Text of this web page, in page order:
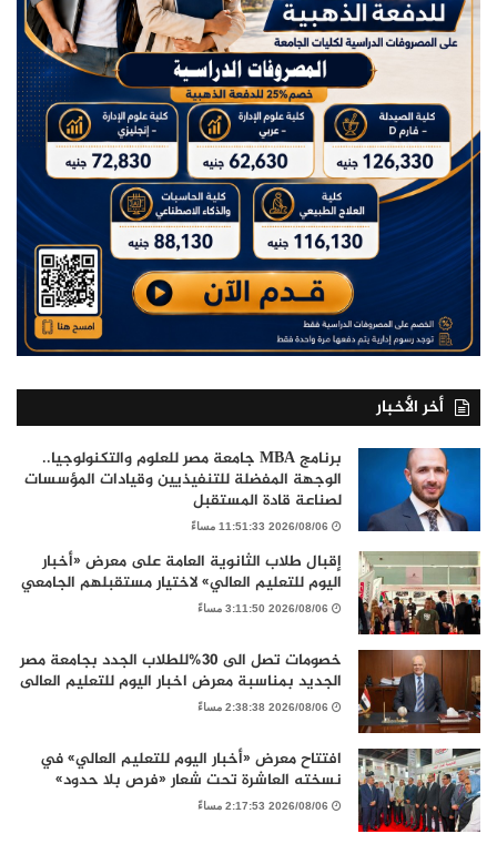
أخر الأخبار
برنامج MBA جامعة مصر للعلوم والتكنولوجيا..
الوجهة المفضلة للتنفيذيين وقيادات المؤسسات
لصناعة قادة المستقبل
2026/08/06 11:51:33 مساءً
إقبال طلاب الثانوية العامة على معرض «أخبار
اليوم للتعليم العالي» لاختيار مستقبلهم الجامعي
2026/08/06 3:11:50 مساءً
خصومات تصل الى 30%للطلاب الجدد بجامعة مصر
الجديد بمناسبة معرض اخبار اليوم للتعليم العالى
2026/08/06 2:38:38 مساءً
افتتاح معرض «أخبار اليوم للتعليم العالي» في
نسخته العاشرة تحت شعار «فرص بلا حدود»
2026/08/06 2:17:53 مساءً